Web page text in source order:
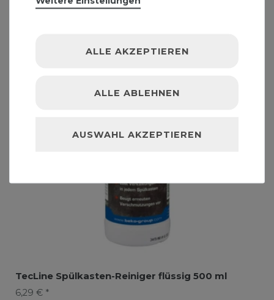
TecLine Spülkasten-Reiniger flüssig 500 ml
6,29 € *
ALLE AKZEPTIEREN
ALLE ABLEHNEN
AUSWAHL AKZEPTIEREN